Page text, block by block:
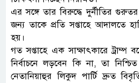
এর সঙ্গে তার বিরুদ্ধে দুর্নীতির
জন্য তাকে প্রতি সপ্তাহে আদালতে
হয়।
গত সপ্তাহে এক সাক্ষাৎকারে ট্রাম্প
নির্বাচনে লড়বেন কি না, তা
নেতানিয়াহুর লিকুদ পার্টি দ্রুত